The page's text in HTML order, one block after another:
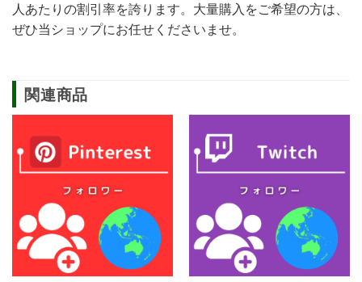
人あたりの割引率を誇ります。大量購入をご希望の方は、
ぜひ当ショップにお任せくださいませ。
関連商品